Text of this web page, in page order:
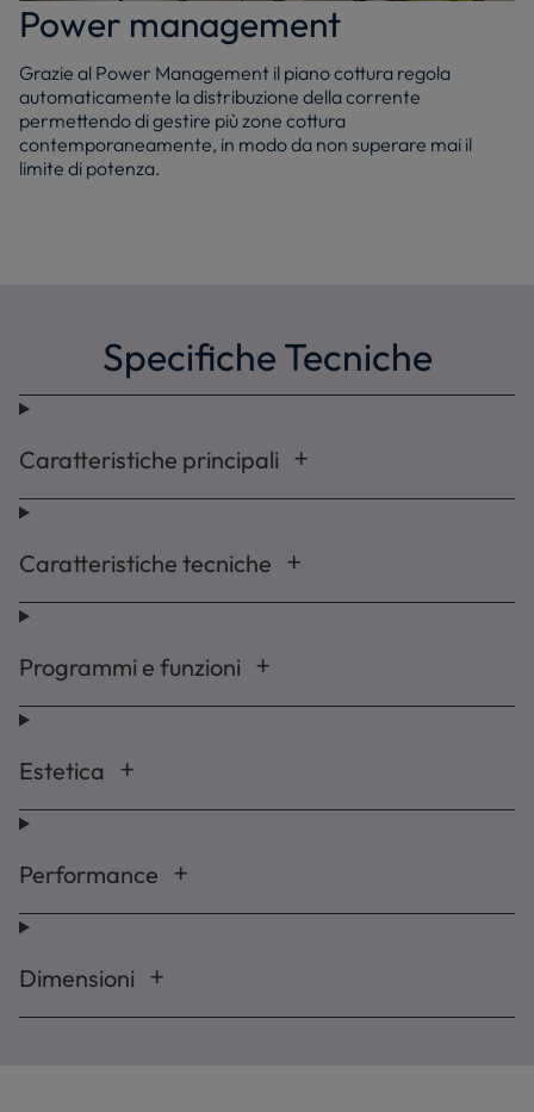
Power management
Grazie al Power Management il piano cottura regola
automaticamente la distribuzione della corrente
permettendo di gestire più zone cottura
contemporaneamente, in modo da non superare mai il
limite di potenza.
Specifiche Tecniche
Caratteristiche principali
Caratteristiche tecniche
Programmi e funzioni
Estetica
Performance
Dimensioni